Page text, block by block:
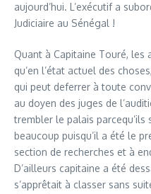
aujourd’hui. L’exécutif a
Judiciaire au Sénégal !
Quant à Capitaine Touré, les
qu’en l’état actuel des
qui peut deferrer à toute
au doyen des juges de
trembler le palais parcequ’ils
beaucoup puisqu’il a été le
section de recherches et à
D’ailleurs capitaine a été
s’apprêtait à classer sans